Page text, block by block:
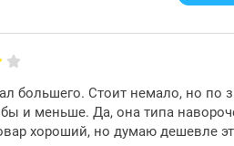
большего. Стоит немало, но по
и меньше. Да, она типа
хороший, но думаю дешевле